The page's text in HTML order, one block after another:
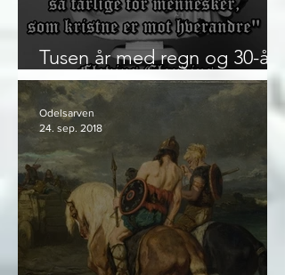
Tusen år med regn og 30-års
krigen
Odelsarven
24. sep. 2018